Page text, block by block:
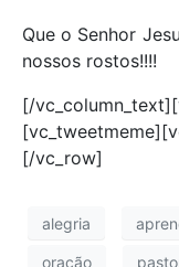
Que o Senhor
nossos rostos!!!!
[/
[/vc_row]
alegria
oração